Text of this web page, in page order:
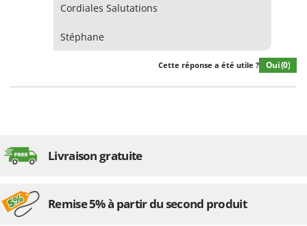
Tre Spade
Trev - Abrek - TecnoVIR
Trotec
V
Vesco
Cordiales Salutations
Stéphane
Cette réponse a été utile ? Oui(0)
Livraison gratuite
Remise 5% à partir du second produit